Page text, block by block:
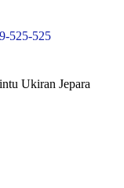
525-525
Ukiran Jepara